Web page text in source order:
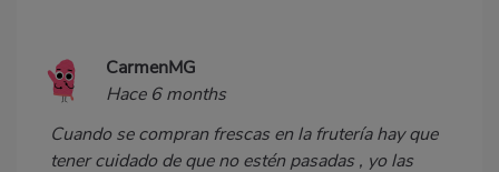
CarmenMG
Hace 6 months
Cuando se compran frescas en la frutería hay que
tener cuidado de que no estén pasadas , yo las